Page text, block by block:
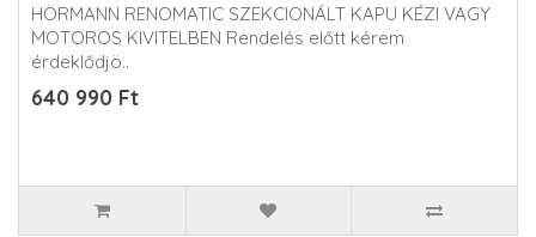
HÖRMANN RENOMATIC SZEKCIONÁLT KAPU KÉZI VAGY
MOTOROS KIVITELBEN Rendelés előtt kérem
érdeklődjö..
640 990 Ft